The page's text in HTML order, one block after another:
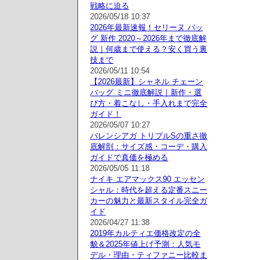
戦略に迫る
2026/05/18 10:37
2026年最新速報！セリーヌ バッ
グ 新作 2020～2026年まで徹底解
説｜何歳まで使える？安く買う裏
技まで
2026/05/11 10:54
【2026最新】シャネル チェーン
バッグ ミニ徹底解説｜新作・選
び方・着こなし・手入れまで完全
ガイド！
2026/05/07 10:27
バレンシアガ トリプルSの重さ徹
底解剖：サイズ感・コーデ・購入
ガイドで真価を極める
2026/05/05 11:18
ナイキ エアマックス90 エッセン
シャル：時代を超える定番スニー
カーの魅力と最新スタイル完全ガ
イド
2026/04/27 11:38
2019年カルティエ価格改定の全
貌＆2025年値上げ予測：人気モ
デル・理由・ティファニー比較ま